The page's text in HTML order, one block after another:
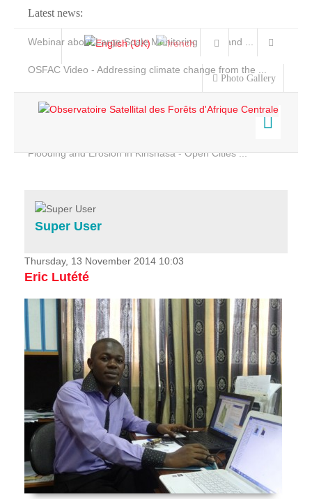
Latest news:
Webinar about Large Scale Monitoring and Land ...
OSFAC Video - Addressing climate change from the ...
Flooding and Erosion in Kinshasa - Open Cities ...
Photo Gallery
Home
Services
Projects
News & Stories
Super User
Thursday, 13 November 2014 10:03
Eric Lutété